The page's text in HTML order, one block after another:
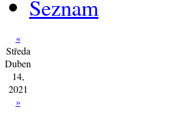
Seznam
«
Středa
Duben
14,
2021
»